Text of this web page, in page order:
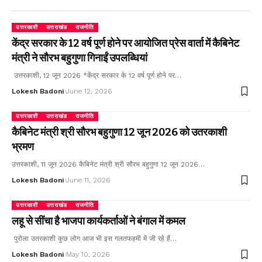
उत्तरकाशी उत्तराखंड राजनीति
केंद्र सरकार के 12 वर्ष पूर्ण होने पर आयोजित प्रेस वार्ता में कैबिनेट
मंत्री ने सौरभ बहुगुणा गिनाईं उपलब्धियां
उत्तरकाशी, 12 जून 2026 *केंद्र सरकार के 12 वर्ष पूर्ण होने पर…
Lokesh Badoni June 12, 2026
उत्तरकाशी उत्तराखंड राजनीति
कैबिनेट मंत्री श्री सौरभ बहुगुणा 12 जून 2026 को उतरकाशी
भ्रमण
उत्तरकाशी, 11 जून 2026 कैबिनेट मंत्री श्री सौरभ बहुगुणा 12 जून 2026…
Lokesh Badoni June 11, 2026
उत्तरकाशी उत्तराखंड राजनीति
लहू से सींचा है भाजपा कार्यकर्ताओं ने बंगाल में कमल
पुरोला उतरकाशी कुछ लोग आज भी इस गलतफहमी में जी रहे हैं…
Lokesh Badoni May 10, 2026